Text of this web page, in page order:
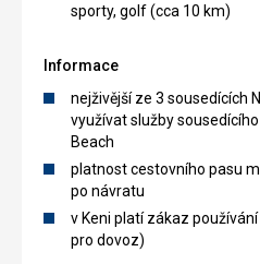
sporty, golf (cca 10 km)
Informace
nejživější ze 3 sousedících
využívat služby
Beach
platnost cestovního pasu
po návratu
v Keni platí zákaz
pro dovoz)